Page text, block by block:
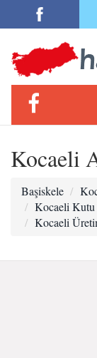
Kocaeli
Başiskele
Kocaeli Kutu
Kocaeli